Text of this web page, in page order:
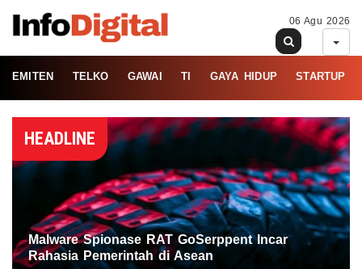
06 Agu 2026
EMITEN TELKO GAWAI TI GAYA HIDUP STARTUP
HEADLINE
Malware Spionase RAT GoSerppent Incar
Rahasia Pemerintah di Asean